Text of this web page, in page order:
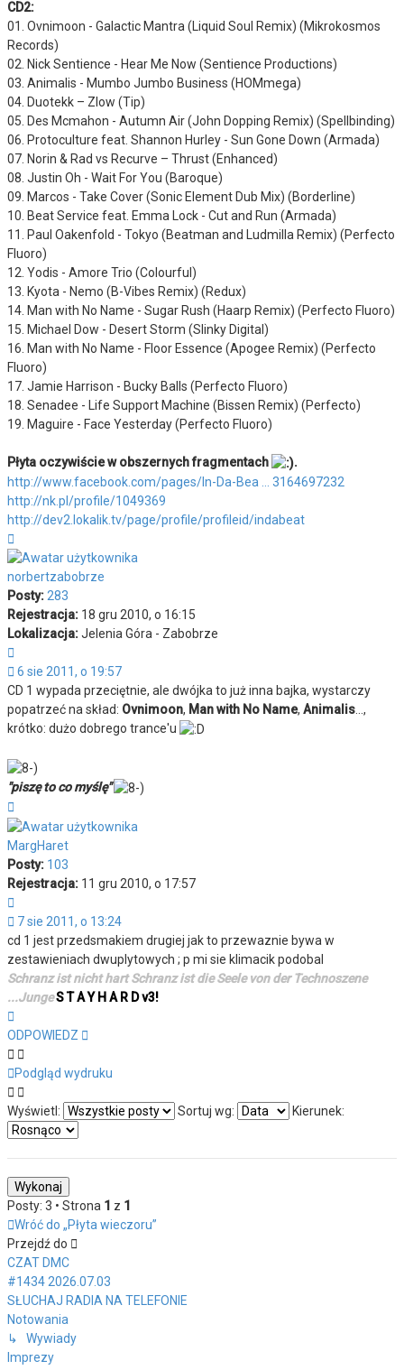
CD2:
01. Ovnimoon - Galactic Mantra (Liquid Soul Remix) (Mikrokosmos
Records)
02. Nick Sentience - Hear Me Now (Sentience Productions)
03. Animalis - Mumbo Jumbo Business (HOMmega)
04. Duotekk – Zlow (Tip)
05. Des Mcmahon - Autumn Air (John Dopping Remix) (Spellbinding)
06. Protoculture feat. Shannon Hurley - Sun Gone Down (Armada)
07. Norin & Rad vs Recurve – Thrust (Enhanced)
08. Justin Oh - Wait For You (Baroque)
09. Marcos - Take Cover (Sonic Element Dub Mix) (Borderline)
10. Beat Service feat. Emma Lock - Cut and Run (Armada)
11. Paul Oakenfold - Tokyo (Beatman and Ludmilla Remix) (Perfecto
Fluoro)
12. Yodis - Amore Trio (Colourful)
13. Kyota - Nemo (B-Vibes Remix) (Redux)
14. Man with No Name - Sugar Rush (Haarp Remix) (Perfecto Fluoro)
15. Michael Dow - Desert Storm (Slinky Digital)
16. Man with No Name - Floor Essence (Apogee Remix) (Perfecto
Fluoro)
17. Jamie Harrison - Bucky Balls (Perfecto Fluoro)
18. Senadee - Life Support Machine (Bissen Remix) (Perfecto)
19. Maguire - Face Yesterday (Perfecto Fluoro)
Płyta oczywiście w obszernych fragmentach
.
http://www.facebook.com/pages/In-Da-Bea ... 3164697232
http://nk.pl/profile/1049369
http://dev2.lokalik.tv/page/profile/profileid/indabeat
górę
norbertzabobrze
Posty:283
Rejestracja: 18 gru 2010, o 16:15
Lokalizacja:Jelenia Góra - Zabobrze
6 sie 2011, o 19:57
CD 1 wypada przeciętnie, ale dwójka to już inna bajka, wystarczy
popatrzeć na skład: Ovnimoon, Man with No Name, Animalis...,
krótko: dużo dobrego trance'u
"piszę to co myślę"
górę
MargHaret
Posty: 103
Rejestracja: 11 gru 2010, o 17:57
7 sie 2011, o 13:24
cd 1 jest przedsmakiem drugiej jak to przewaznie bywa w
zestawieniach dwuplytowych ; p mi sie klimacik podobal
Schranz ist nicht hart Schranz ist die Seele von der Technoszene
...JungeS T A Y H A R D v3!
górę
ODPOWIEDZ
Podgląd wydruku
Wyświetl: Sortuj wg: Kierunek:
Posty: 3 • Strona 1 z 1
Wróć do „Płyta wieczoru”
Przejdź do
CZAT DMC
#1434 2026.07.03
SŁUCHAJ RADIA NA TELEFONIE
Notowania
↳ Wywiady
Imprezy